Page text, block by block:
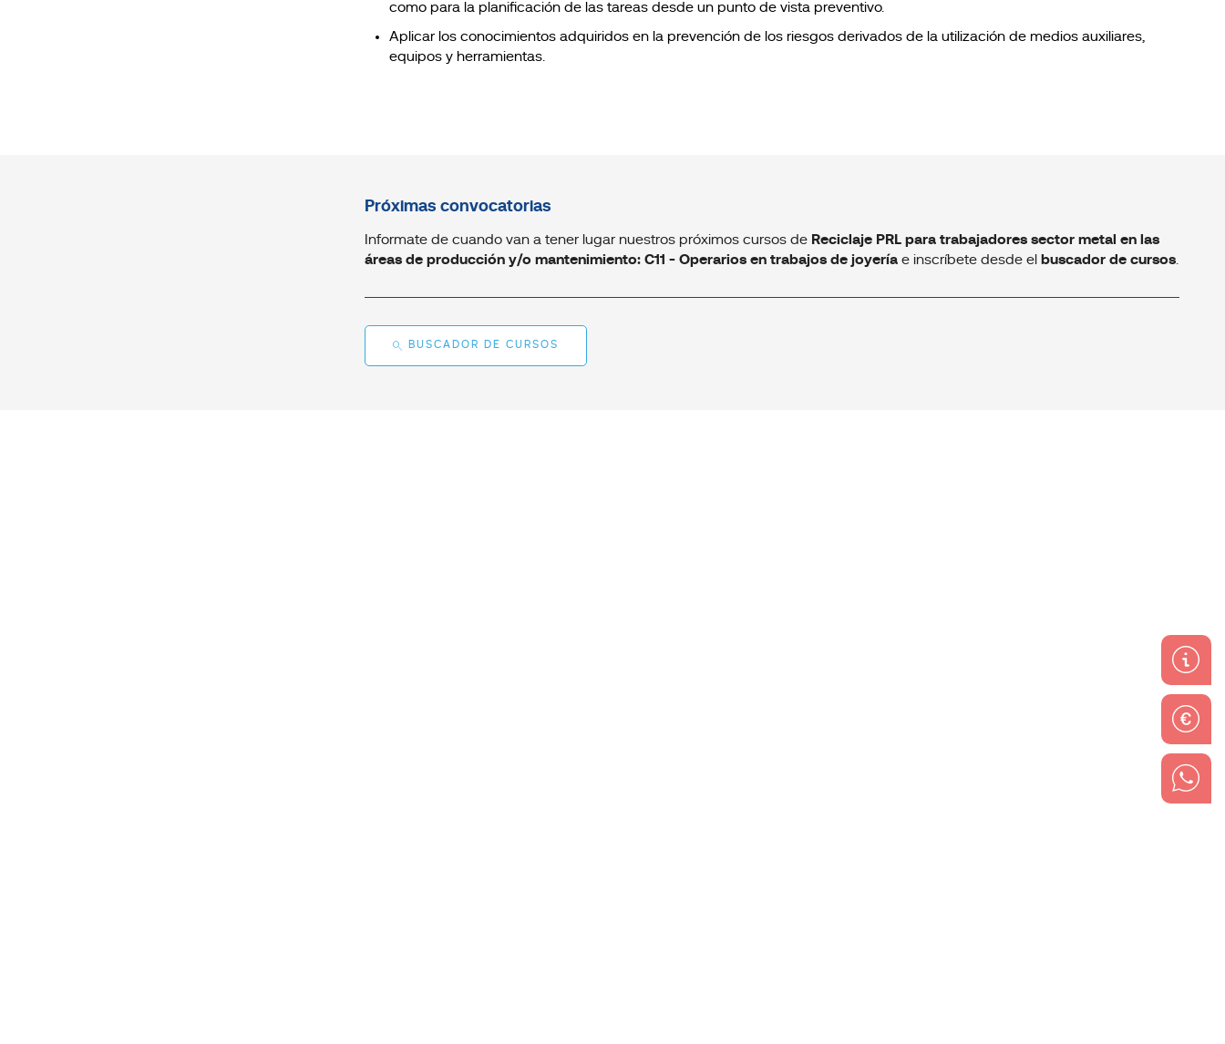
como para la planificación de las tareas desde un punto de vista preventivo.
Aplicar los conocimientos adquiridos en la prevención de los riesgos derivados de la utilización de medios auxiliares,
equipos y herramientas.
Próximas convocatorias
Informate de cuando van a tener lugar nuestros próximos cursos de Reciclaje PRL para trabajadores sector metal en las
áreas de producción y/o mantenimiento: C11 - Operarios en trabajos de joyería e inscríbete desde el buscador de cursos.
BUSCADOR DE CURSOS